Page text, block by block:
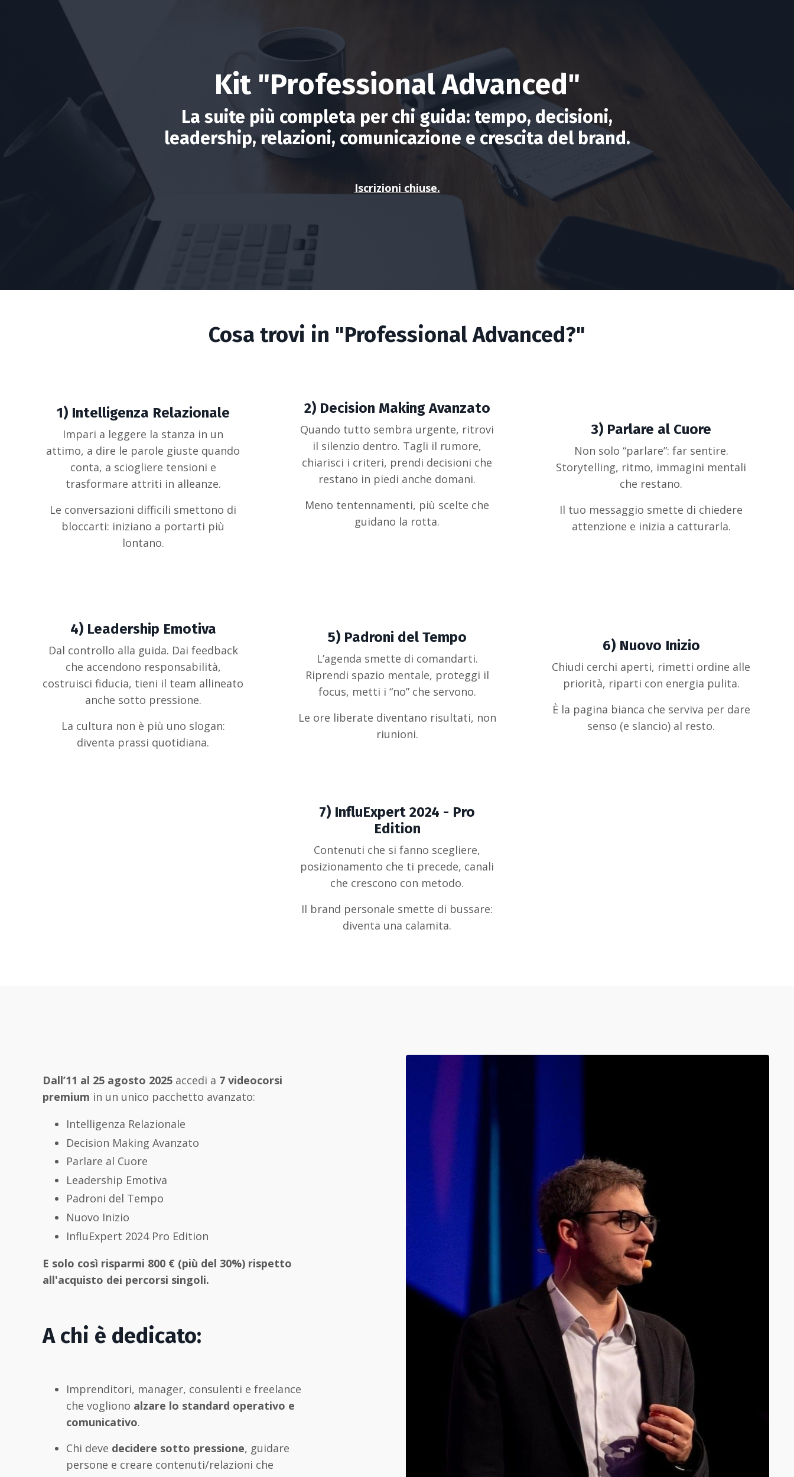
Kit "Professional Advanced"
La suite più completa per chi guida: tempo, decisioni,
leadership, relazioni, comunicazione e crescita del brand.
Iscrizioni chiuse.
Cosa trovi in "Professional Advanced?"
1) Intelligenza Relazionale
Impari a leggere la stanza in un
attimo, a dire le parole giuste quando
conta, a sciogliere tensioni e
trasformare attriti in alleanze.
Le conversazioni difficili smettono di
bloccarti: iniziano a portarti più
lontano.
2) Decision Making Avanzato
Quando tutto sembra urgente, ritrovi
il silenzio dentro. Tagli il rumore,
chiarisci i criteri, prendi decisioni che
restano in piedi anche domani.
Meno tentennamenti, più scelte che
guidano la rotta.
3) Parlare al Cuore
Non solo “parlare”: far sentire.
Storytelling, ritmo, immagini mentali
che restano.
Il tuo messaggio smette di chiedere
attenzione e inizia a catturarla.
4) Leadership Emotiva
Dal controllo alla guida. Dai feedback
che accendono responsabilità,
costruisci fiducia, tieni il team allineato
anche sotto pressione.
La cultura non è più uno slogan:
diventa prassi quotidiana.
5) Padroni del Tempo
L’agenda smette di comandarti.
Riprendi spazio mentale, proteggi il
focus, metti i “no” che servono.
Le ore liberate diventano risultati, non
riunioni.
6) Nuovo Inizio
Chiudi cerchi aperti, rimetti ordine alle
priorità, riparti con energia pulita.
È la pagina bianca che serviva per dare
senso (e slancio) al resto.
7) InfluExpert 2024 - Pro
Edition
Contenuti che si fanno scegliere,
posizionamento che ti precede, canali
che crescono con metodo.
Il brand personale smette di bussare:
diventa una calamita.
Dall’11 al 25 agosto 2025 accedi a 7 videocorsi
premium in un unico pacchetto avanzato:
Intelligenza Relazionale
Decision Making Avanzato
Parlare al Cuore
Leadership Emotiva
Padroni del Tempo
Nuovo Inizio
InfluExpert 2024 Pro Edition
E solo così risparmi 800 € (più del 30%) rispetto
all'acquisto dei percorsi singoli.
A chi è dedicato:
Imprenditori, manager, consulenti e freelance
che vogliono alzare lo standard operativo e
comunicativo.
Chi deve decidere sotto pressione, guidare
persone e creare contenuti/relazioni che